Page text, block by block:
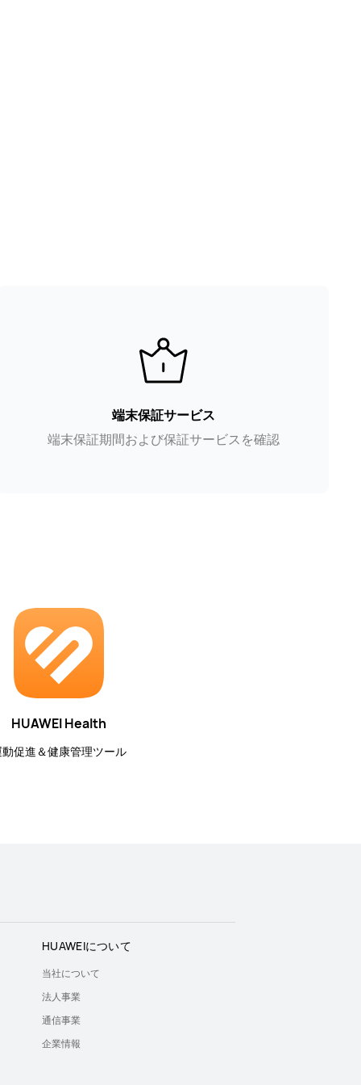
端末保証サービス
端末保証期間および保証サービスを確認
HUAWEI Health
促進＆健康管理ツール
HUAWEIについて
当社について
法人事業
通信事業
企業情報